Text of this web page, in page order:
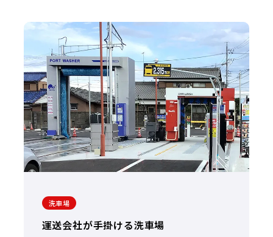
洗車場
運送会社が手掛ける洗車場